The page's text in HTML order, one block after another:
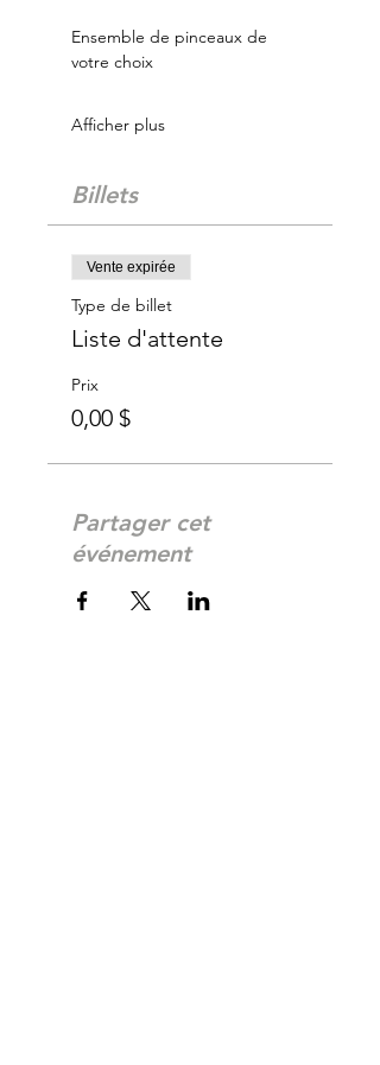
Ensemble de pinceaux de
votre choix
Afficher plus
Billets
Vente expirée
Type de billet
Liste d'attente
Prix
0,00 $
Partager cet
événement